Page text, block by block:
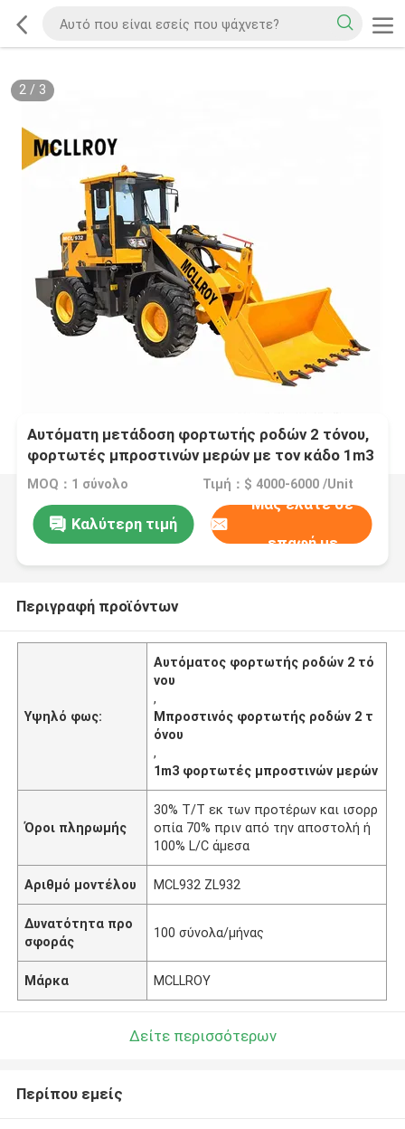
2/ 3
Αυτόματη μετάδοση φορτωτής ροδών 2 τόνου,
φορτωτές μπροστινών μερών με τον κάδο 1m3
MOQ：1 σύνολο Τιμή：$ 4000-6000 /Unit
Καλύτερη τιμή
Μας ελάτε σε
επαφή με
Περιγραφή προϊόντων
Υψηλό φως:
Αυτόματος φορτωτής ροδών 2 τό
νου
,
Μπροστινός φορτωτής ροδών 2 τ
όνου
,
1m3 φορτωτές μπροστινών μερών
Όροι πληρωμής
30% Τ/Τ εκ των προτέρων και ισορρ
οπία 70% πριν από την αποστολή ή
100% L/C άμεσα
Αριθμό μοντέλου MCL932 ZL932
Δυνατότητα προ
σφοράς
100 σύνολα/μήνας
Μάρκα MCLLROY
Δείτε περισσότερων
Περίπου εμείς